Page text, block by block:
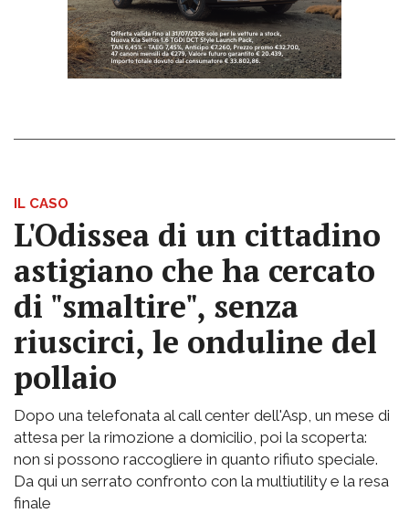
IL CASO
L'Odissea di un cittadino
astigiano che ha cercato
di "smaltire", senza
riuscirci, le onduline del
pollaio
Dopo una telefonata al call center dell'Asp, un mese di
attesa per la rimozione a domicilio, poi la scoperta:
non si possono raccogliere in quanto rifiuto speciale.
Da qui un serrato confronto con la multiutility e la resa
finale